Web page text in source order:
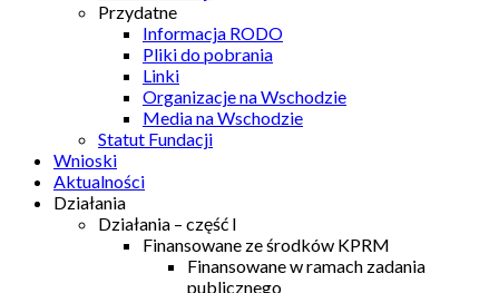
Przydatne
Informacja RODO
Pliki do pobrania
Linki
Organizacje na Wschodzie
Media na Wschodzie
Statut Fundacji
Wnioski
Aktualności
Działania
Działania – część I
Finansowane ze środków KPRM
Finansowane w ramach zadania
publicznego